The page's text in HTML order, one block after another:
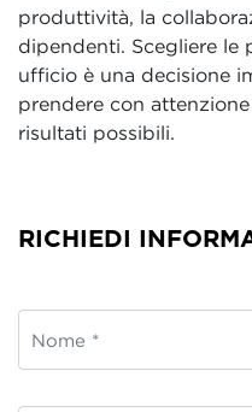
produttività, la
dipendenti. Scegliere
ufficio è una decisione
prendere con
risultati possibili.
RICHIEDI